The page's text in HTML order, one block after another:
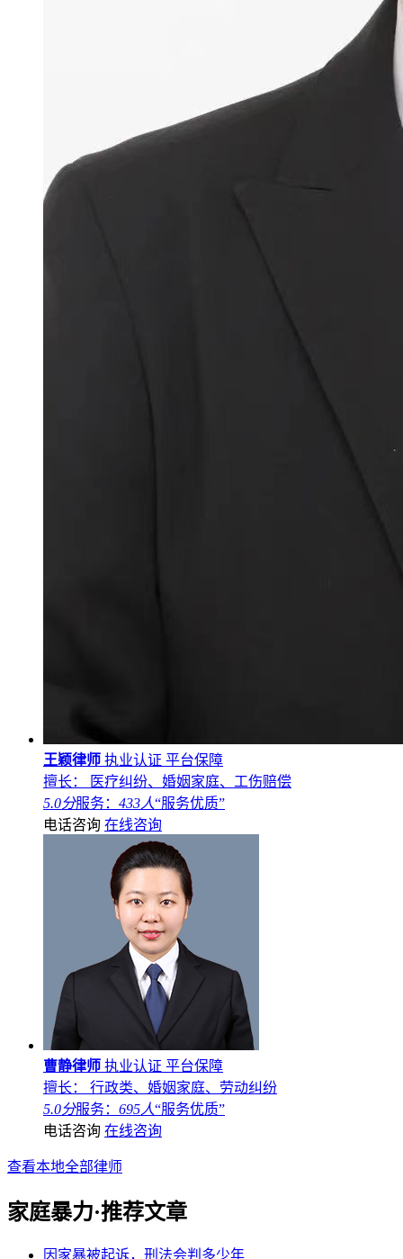
王颖律师 执业认证 平台保障
擅长： 医疗纠纷、婚姻家庭、工伤赔偿
5.0分服务： 433人“服务优质”
电话咨询 在线咨询
曹静律师 执业认证 平台保障
擅长： 行政类、婚姻家庭、劳动纠纷
5.0分服务： 695人“服务优质”
电话咨询 在线咨询
查看本地全部律师
家庭暴力·推荐文章
因家暴被起诉，刑法会判多少年